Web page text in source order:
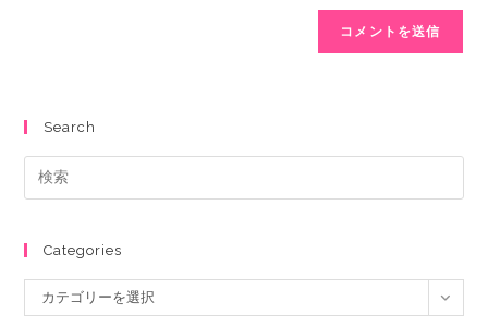
Search
Categories
カテゴリーを選択